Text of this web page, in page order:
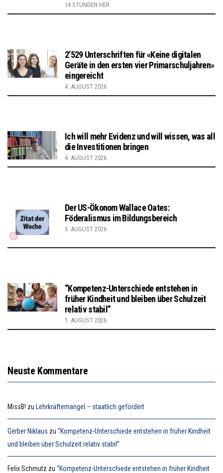
14 STUNDEN HER
2’529 Unterschriften für «Keine digitalen
Geräte in den ersten vier Primarschuljahren»
eingereicht
4. AUGUST 2026
Ich will mehr Evidenz und will wissen, was all
die Investitionen bringen
4. AUGUST 2026
Der US-Ökonom Wallace Oates:
Föderalismus im Bildungsbereich
3. AUGUST 2026
“Kompetenz-Unterschiede entstehen in
früher Kindheit und bleiben über Schulzeit
relativ stabil”
1. AUGUST 2026
Neuste Kommentare
MissB! zu Lehrkräftemangel – staatlich gefördert
Gerber Niklaus zu “Kompetenz-Unterschiede entstehen in früher Kindheit
und bleiben über Schulzeit relativ stabil”
Felix Schmutz zu “Kompetenz-Unterschiede entstehen in früher Kindheit